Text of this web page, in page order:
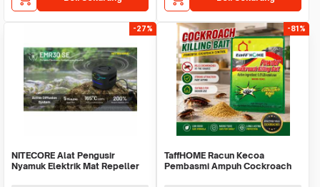
-27%
NITECORE Alat Pengusir
Nyamuk Elektrik Mat Repeller
-81%
TaffHOME Racun Kecoa
Pembasmi Ampuh Cockroach